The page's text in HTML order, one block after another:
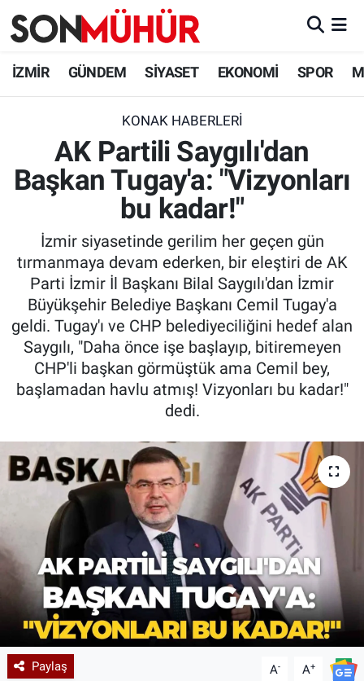
İZMİR GÜNDEM SİYASET EKONOMİ SPOR
KONAK HABERLERI
AK Partili Saygılı'dan
Başkan Tugay'a: "Vizyonları
bu kadar!"
İzmir siyasetinde gerilim her geçen gün
tırmanmaya devam ederken, bir eleştiri de AK
Parti İzmir İl Başkanı Bilal Saygılı'dan İzmir
Büyükşehir Belediye Başkanı Cemil Tugay'a
geldi. Tugay'ı ve CHP belediyeciliğini hedef alan
Saygılı, "Daha önce işe başlayıp, bitiremeyen
CHP'li başkan görmüştük ama Cemil bey,
başlamadan havlu atmış! Vizyonları bu kadar!"
dedi.
Paylaş A- A+
İzmir Nöbetçi Eczaneler
İzmir Namaz Vakitleri
İzmir Trafik Yoğunluk Haritası
Süper Lig Puan Durumu ve Fikstür
Tüm Manşetler
Son Dakika Haberleri
Haber Arşivi